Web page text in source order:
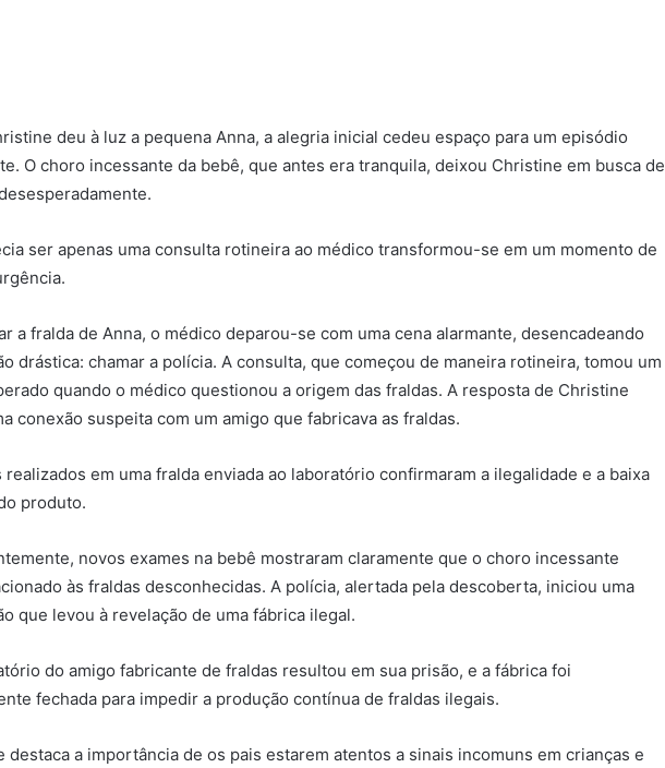
deu à luz a pequena Anna, a alegria inicial cedeu espaço para um episódio
O choro incessante da bebê, que antes era tranquila, deixou Christine em busca de
ser apenas uma consulta rotineira ao médico transformou-se em um momento de
a fralda de Anna, o médico deparou-se com uma cena alarmante, desencadeando
drástica: chamar a polícia. A consulta, que começou de maneira rotineira, tomou um
quando o médico questionou a origem das fraldas. A resposta de Christine
conexão suspeita com um amigo que fabricava as fraldas.
realizados em uma fralda enviada ao laboratório confirmaram a ilegalidade e a baixa
produto.
novos exames na bebê mostraram claramente que o choro incessante
às fraldas desconhecidas. A polícia, alertada pela descoberta, iniciou uma
que levou à revelação de uma fábrica ilegal.
do amigo fabricante de fraldas resultou em sua prisão, e a fábrica foi
fechada para impedir a produção contínua de fraldas ilegais.
destaca a importância de os pais estarem atentos a sinais incomuns em crianças e